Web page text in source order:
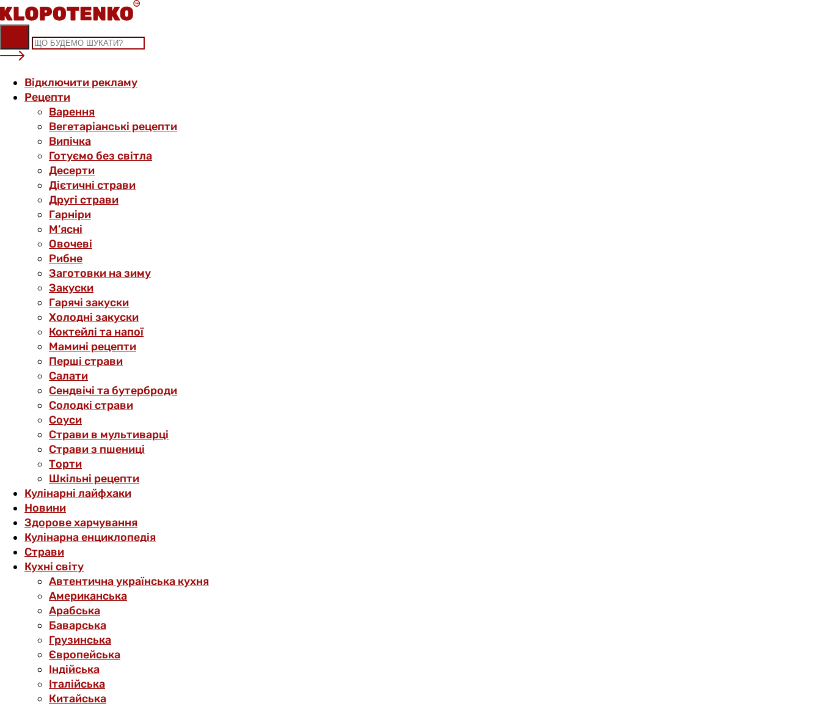
Skip
to
content
Відключити рекламу
Рецепти
Варення
Вегетаріанські рецепти
Випічка
Готуємо без світла
Десерти
Дієтичні страви
Другі страви
Гарніри
М’ясні
Овочеві
Рибне
Заготовки на зиму
Закуски
Гарячі закуски
Холодні закуски
Коктейлі та напої
Мамині рецепти
Перші страви
Салати
Сендвічі та бутерброди
Солодкі страви
Соуси
Страви в мультиварці
Страви з пшениці
Торти
Шкільні рецепти
Кулінарні лайфхаки
Новини
Здорове харчування
Кулінарна енциклопедія
Страви
Кухні світу
Автентична українська кухня
Американська
Арабська
Баварська
Грузинська
Європейська
Індійська
Італійська
Китайська